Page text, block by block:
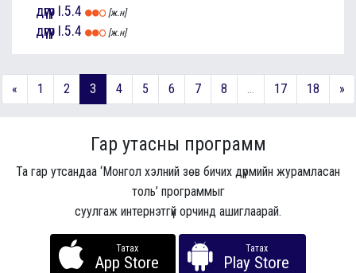
дүүгүүр I.5.4 [ж.н]
дүүгүүр I.5.4 [ж.н]
« 1 2 3 4 5 6 7 8 ... 17 18 »
Гар утасны программ
Та гар утсандаа ‘Монгол хэлний зөв бичих дүрмийн журамласан
толь’ программыг
суулгаж интернэтгүй орчинд ашиглаарай.
Татах
App Store
Татах
Play Store